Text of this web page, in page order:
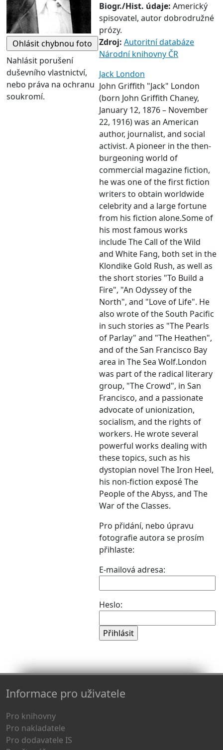
Nahlásit porušení
duševního vlastnictví,
nebo práva na ochranu
soukromí.
Biogr./Hist. údaje: Americký
spisovatel, autor dobrodružné
prózy.
Zdroj: Autoritní databáze
Národní knihovny ČR
Jack London
John Griffith "Jack" London
(born John Griffith Chaney,
January 12, 1876 – November
22, 1916) was an American
author, journalist, and social
activist. A pioneer in the then-
burgeoning world of
commercial magazine fiction,
he was one of the first fiction
writers to obtain worldwide
celebrity and a large fortune
from his fiction alone.Some of
his most famous works
include The Call of the Wild
and White Fang, both set in the
Klondike Gold Rush, as well as
the short stories "To Build a
Fire", "An Odyssey of the
North", and "Love of Life". He
also wrote of the South Pacific
in such stories as "The Pearls
of Parlay" and "The Heathen",
and of the San Francisco Bay
area in The Sea Wolf.London
was part of the radical literary
group, "The Crowd", in San
Francisco, and a passionate
advocate of unionization,
socialism, and the rights of
workers. He wrote several
powerful works dealing with
these topics, such as his
dystopian novel The Iron Heel,
his non-fiction exposé The
People of the Abyss, and The
War of the Classes.
Pro přidání, nebo úpravu
fotografie autora se prosím
přihlaste:
E-mailová adresa:
Heslo:
Informace pro uživatele
Pro knihovny
Pro nakladatele
Pro dodavatele IS